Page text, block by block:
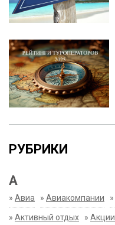
РУБРИКИ
А
» Авиа » Авиакомпании »
» Активный отдых » Акции